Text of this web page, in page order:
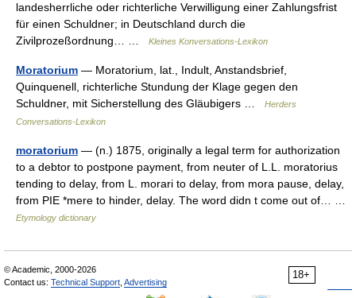
landesherrliche oder richterliche Verwilligung einer Zahlungsfrist
für einen Schuldner; in Deutschland durch die
Zivilprozeßordnung… …
Kleines Konversations-Lexikon
Moratorium — Moratorium, lat., Indult, Anstandsbrief,
Quinquenell, richterliche Stundung der Klage gegen den
Schuldner, mit Sicherstellung des Gläubigers …
Herders
Conversations-Lexikon
moratorium — (n.) 1875, originally a legal term for authorization
to a debtor to postpone payment, from neuter of L.L. moratorius
tending to delay, from L. morari to delay, from mora pause, delay,
from PIE *mere to hinder, delay. The word didn t come out of… …
Etymology dictionary
18+
© Academic, 2000-2026
Contact us: Technical Support Advertising